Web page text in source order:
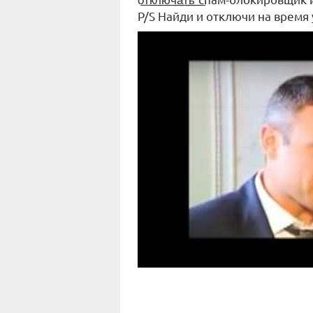
P/S Найди и отключи на время